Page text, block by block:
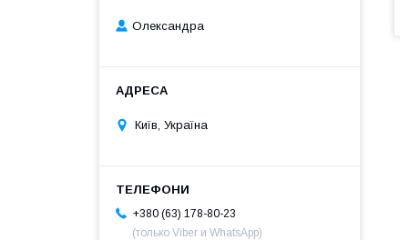
Олександра
Київ, Україна
+380 (63) 178-80-23
(только Viber и WhatsApp)